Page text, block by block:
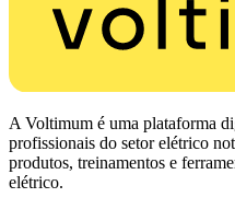
A Voltimum é uma plataforma
profissionais do setor elétrico
produtos, treinamentos e
elétrico.